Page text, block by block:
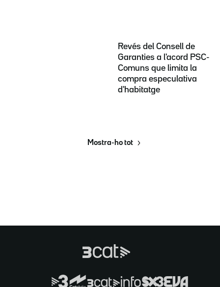
Revés del Consell de
Garanties a l'acord PSC-
Comuns que limita la
compra especulativa
d'habitatge
Mostra-ho tot